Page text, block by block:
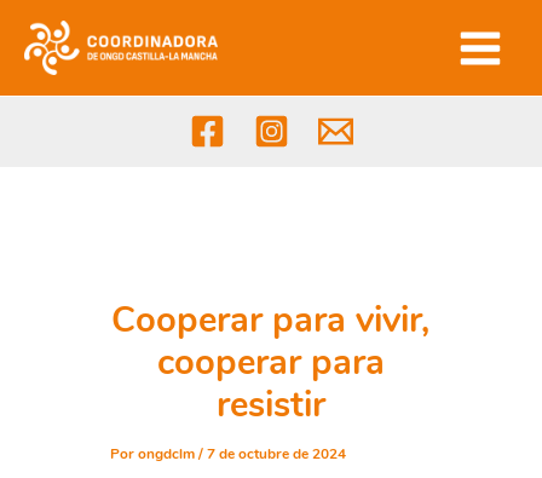
contenido
Cooperar para vivir,
cooperar para
resistir
Porongdclm/7 de octubre de 2024